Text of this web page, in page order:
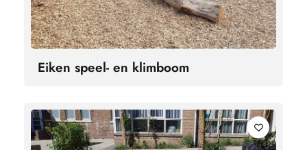
Eiken speel- en klimboom